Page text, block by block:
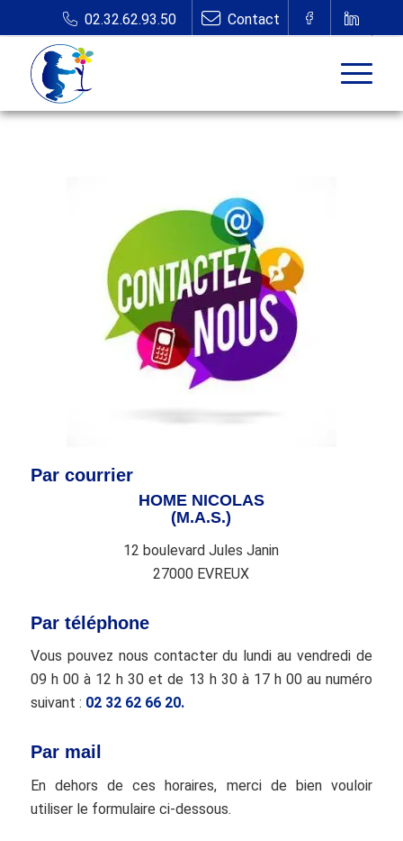
Par courrier
HOME NICOLAS
(M.A.S.)
12 boulevard Jules Janin
27000 EVREUX
Par téléphone
Vous pouvez nous contacter du lundi au vendredi de
09 h 00 à 12 h 30 et de 13 h 30 à 17 h 00 au numéro
suivant : 02 32 62 66 20.
Par mail
En dehors de ces horaires, merci de bien vouloir
utiliser le formulaire ci-dessous.